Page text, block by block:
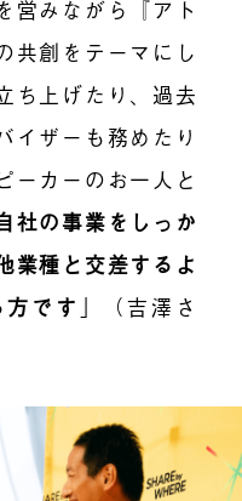
営みながら『アト
共創をテーマにし
ち上げたり、過去
イザーも務めたり
ーカーのお一人と
社の事業をしっか
業種と交差するよ
です 」（吉澤さ